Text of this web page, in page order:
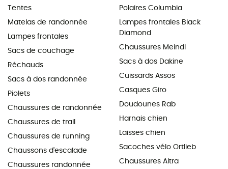
Tentes
Matelas de randonnée
Lampes frontales
Sacs de couchage
Réchauds
Sacs à dos randonnée
Piolets
Chaussures de randonnée
Chaussures de trail
Chaussures de running
Chaussons d'escalade
Chaussures randonnée
Polaires Columbia
Lampes frontales Black
Diamond
Chaussures Meindl
Sacs à dos Dakine
Cuissards Assos
Casques Giro
Doudounes Rab
Harnais chien
Laisses chien
Sacoches vélo Ortlieb
Chaussures Altra